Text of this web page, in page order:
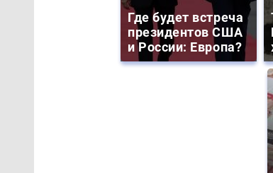
Где будет встреча
президентов США
и России: Европа?